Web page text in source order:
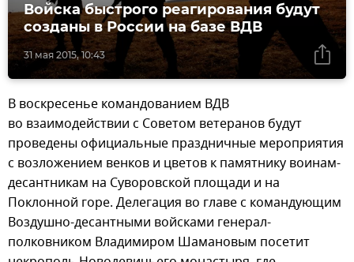
31 мая 2015, 10:43
Войска быстрого реагирования будут
созданы в России на базе ВДВ
В воскресенье командованием ВДВ
во взаимодействии с Советом ветеранов будут
проведены официальные праздничные мероприятия
с возложением венков и цветов к памятнику воинам-
десантникам на Суворовской площади и на
Поклонной горе. Делегация во главе с командующим
Воздушно-десантными войсками генерал-
полковником Владимиром Шамановым посетит